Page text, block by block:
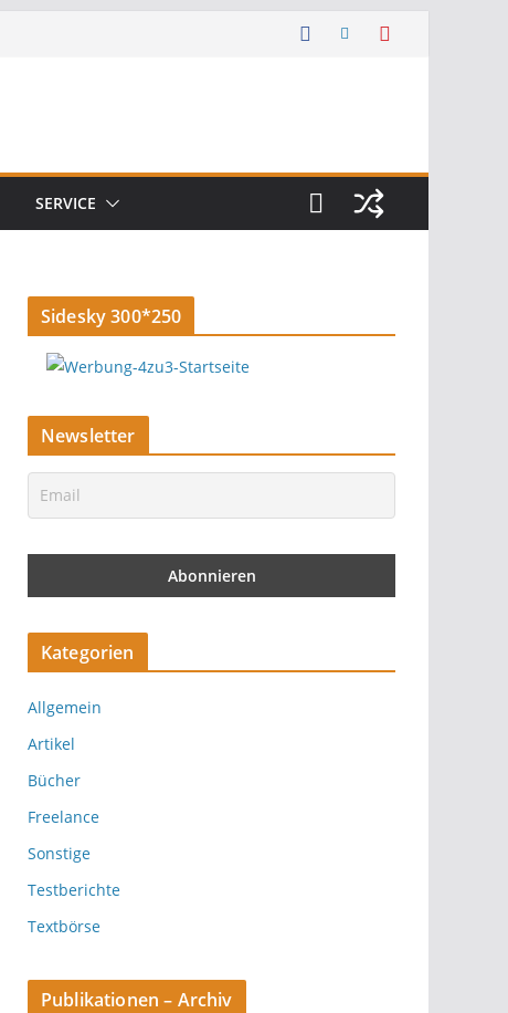
SERVICE
Sidesky 300*250
Newsletter
Kategorien
Allgemein
Artikel
Bücher
Freelance
Sonstige
Testberichte
Textbörse
Publikationen – Archiv